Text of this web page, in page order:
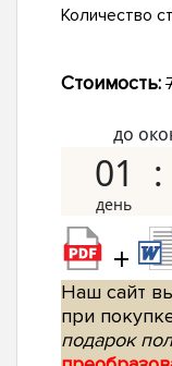
Количество
Стоимость:
до
01
+
Наш сайт
при
подарок